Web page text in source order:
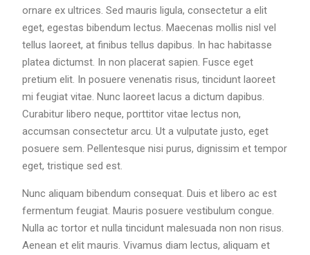
ornare ex ultrices. Sed mauris ligula, consectetur a elit
eget, egestas bibendum lectus. Maecenas mollis nisl vel
tellus laoreet, at finibus tellus dapibus. In hac habitasse
platea dictumst. In non placerat sapien. Fusce eget
pretium elit. In posuere venenatis risus, tincidunt laoreet
mi feugiat vitae. Nunc laoreet lacus a dictum dapibus.
Curabitur libero neque, porttitor vitae lectus non,
accumsan consectetur arcu. Ut a vulputate justo, eget
posuere sem. Pellentesque nisi purus, dignissim et tempor
eget, tristique sed est.
Nunc aliquam bibendum consequat. Duis et libero ac est
fermentum feugiat. Mauris posuere vestibulum congue.
Nulla ac tortor et nulla tincidunt malesuada non non risus.
Aenean et elit mauris. Vivamus diam lectus, aliquam et